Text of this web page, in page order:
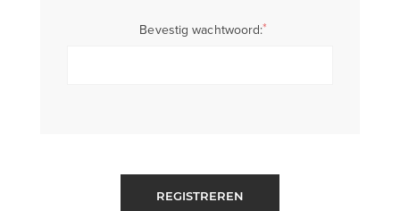
Bevestig wachtwoord:*
REGISTREREN